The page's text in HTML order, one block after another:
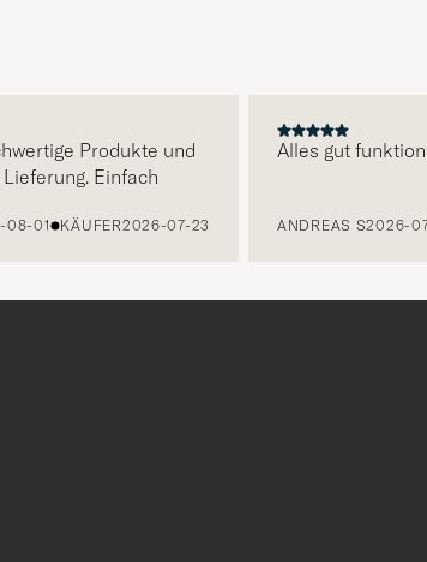
Funktion
"Mein
erleben
Produkte und
Einfach
01 KÄUFER2026-07-23
Alles gut
ANDREAS S2026-